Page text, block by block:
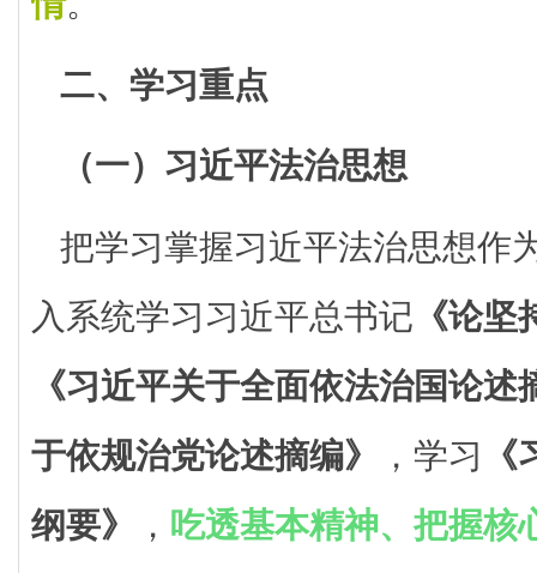
二、学习重点
（一）习近平法治思想
把学习掌握习近平法治思想作
入系统学习习近平总书记 《论
《习近平关于全面依法治国论
于依规治党论述摘编》
，学习
纲要》
， 吃透基本精神、把握核